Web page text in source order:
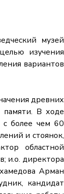
музей
изучения
вариантов
древних
памяти. В ходе
с более чем 60
и стоянок,
областной
и.о. директора
Арман
кандидат